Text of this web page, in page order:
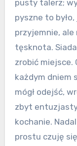
pusty talerz;
pyszne to
przyjemnie,
tęsknota.
zrobić miejsce.
każdym dniem
mógł odejść,
zbyt
kochanie.
prostu czuję